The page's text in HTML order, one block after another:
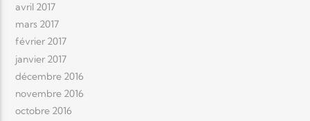
avril 2017
mars 2017
février 2017
janvier 2017
décembre 2016
novembre 2016
octobre 2016